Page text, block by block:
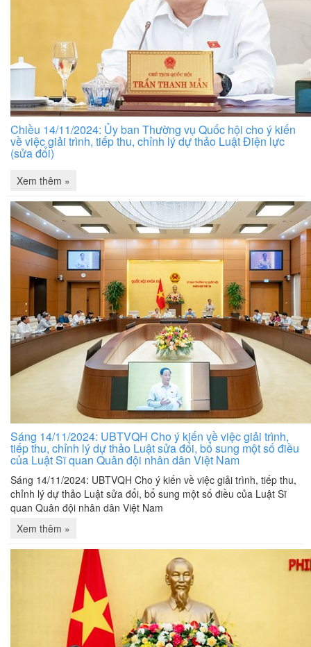
Chiều 14/11/2024: Ủy ban Thường vụ Quốc hội cho ý kiến
về việc giải trình, tiếp thu, chỉnh lý dự thảo Luật Điện lực
(sửa đổi)
Xem thêm »
Sáng 14/11/2024: UBTVQH Cho ý kiến về việc giải trình,
tiếp thu, chỉnh lý dự thảo Luật sửa đổi, bổ sung một số điều
của Luật Sĩ quan Quân đội nhân dân Việt Nam
Sáng 14/11/2024: UBTVQH Cho ý kiến về việc giải trình, tiếp thu,
chỉnh lý dự thảo Luật sửa đổi, bổ sung một số điều của Luật Sĩ
quan Quân đội nhân dân Việt Nam
Xem thêm »